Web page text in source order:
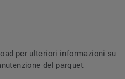
per ulteriori informazioni su
del parquet